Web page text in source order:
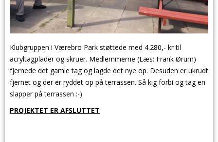
Klubgruppen i Værebro Park støttede med 4.280,- kr til
acryltagplader og skruer. Medlemmerne (Læs: Frank Ørum)
fjernede det gamle tag og lagde det nye op. Desuden er ukrudt
fjernet og der er ryddet op på terrassen. Så kig forbi og tag en
slapper på terrassen :-)
PROJEKTET ER AFSLUTTET